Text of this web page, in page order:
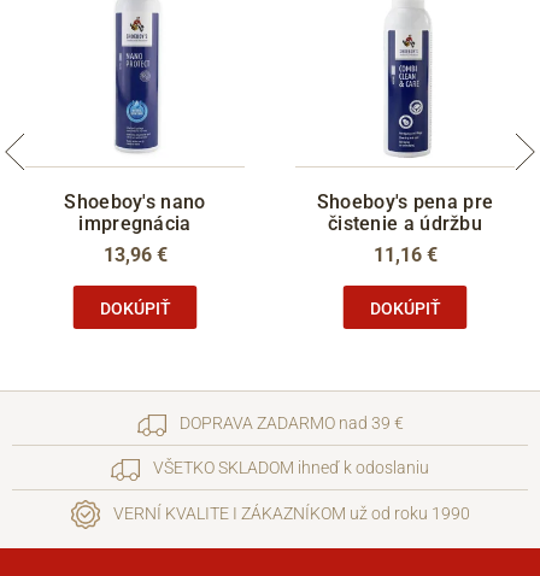
Shoeboy's nano
impregnácia
13,96 €
DOKÚPIŤ
Shoeboy's pena pre
čistenie a údržbu
11,16 €
DOKÚPIŤ
DOPRAVA ZADARMO nad 39 €
VŠETKO SKLADOM ihneď k odoslaniu
VERNÍ KVALITE I ZÁKAZNÍKOM už od roku 1990